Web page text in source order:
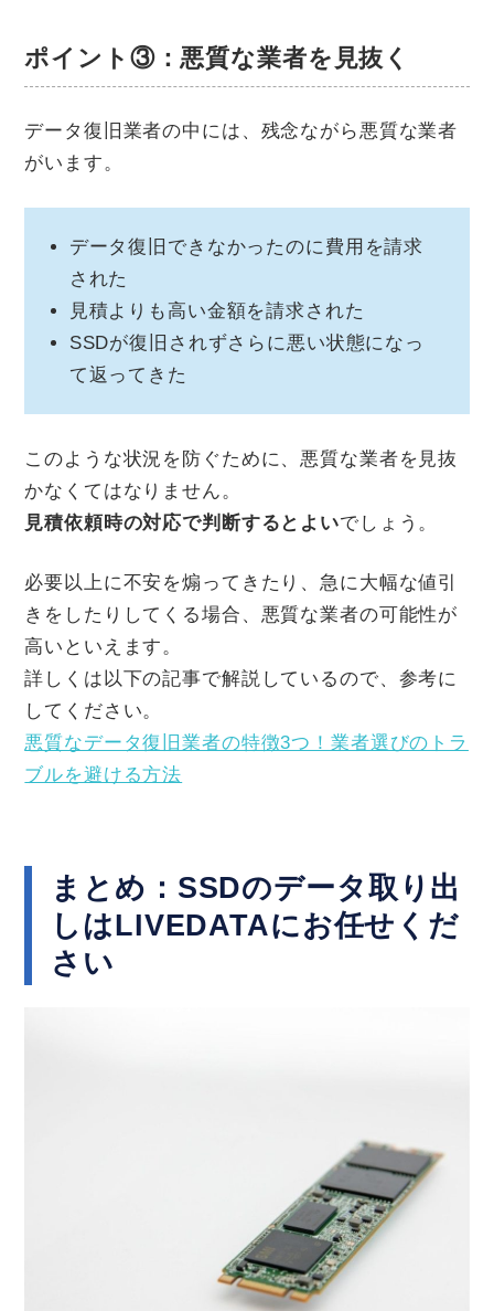
ポイント③：悪質な業者を見抜く
データ復旧業者の中には、残念ながら悪質な業者
がいます。
データ復旧できなかったのに費用を請求
された
見積よりも高い金額を請求された
SSDが復旧されずさらに悪い状態になっ
て返ってきた
このような状況を防ぐために、悪質な業者を見抜
かなくてはなりません。
見積依頼時の対応で判断するとよいでしょう。
必要以上に不安を煽ってきたり、急に大幅な値引
きをしたりしてくる場合、悪質な業者の可能性が
高いといえます。
詳しくは以下の記事で解説しているので、参考に
してください。
悪質なデータ復旧業者の特徴3つ！業者選びのトラ
ブルを避ける方法
まとめ：SSDのデータ取り出
しはLIVEDATAにお任せくだ
さい